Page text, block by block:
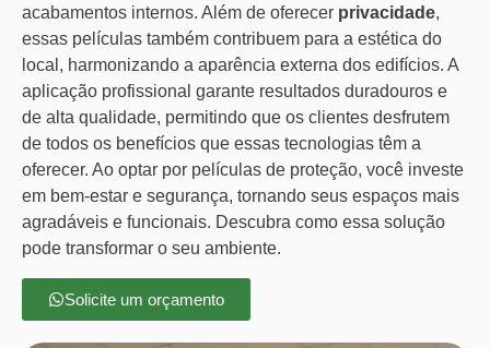
acabamentos internos. Além de oferecer privacidade,
essas películas também contribuem para a estética do
local, harmonizando a aparência externa dos edifícios. A
aplicação profissional garante resultados duradouros e
de alta qualidade, permitindo que os clientes desfrutem
de todos os benefícios que essas tecnologias têm a
oferecer. Ao optar por películas de proteção, você investe
em bem-estar e segurança, tornando seus espaços mais
agradáveis e funcionais. Descubra como essa solução
pode transformar o seu ambiente.
Solicite um orçamento